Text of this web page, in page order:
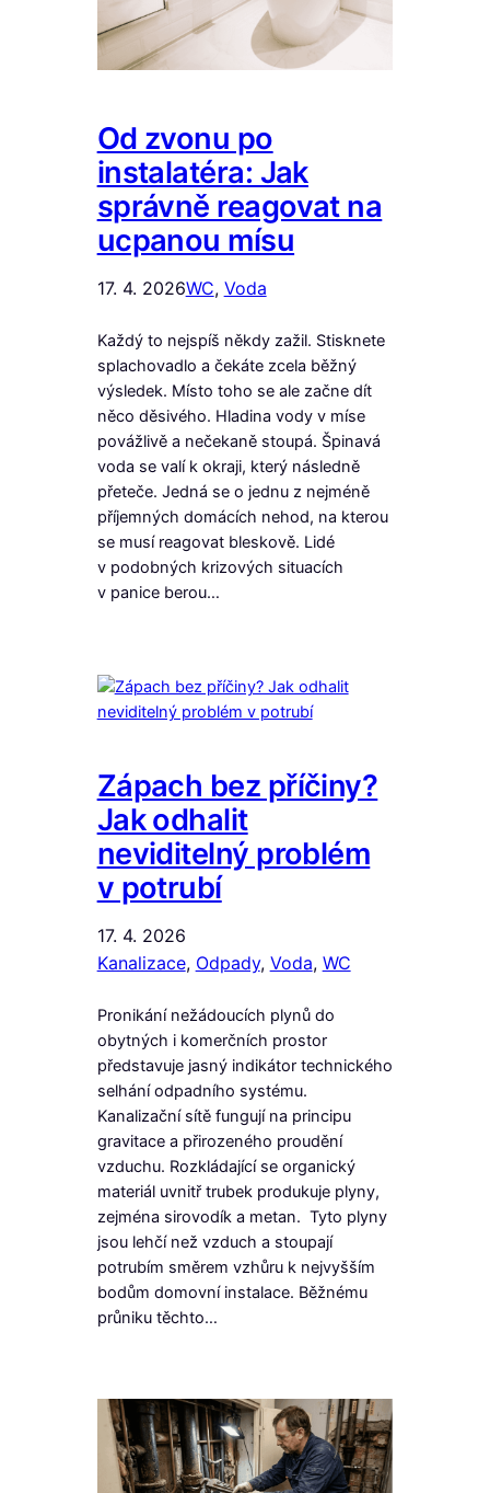
Od zvonu po
instalatéra: Jak
správně reagovat na
ucpanou mísu
17. 4. 2026WC, Voda
Každý to nejspíš někdy zažil. Stisknete
splachovadlo a čekáte zcela běžný
výsledek. Místo toho se ale začne dít
něco děsivého. Hladina vody v míse
povážlivě a nečekaně stoupá. Špinavá
voda se valí k okraji, který následně
přeteče. Jedná se o jednu z nejméně
příjemných domácích nehod, na kterou
se musí reagovat bleskově. Lidé
v podobných krizových situacích
v panice berou…
Zápach bez příčiny?
Jak odhalit
neviditelný problém
v potrubí
17. 4. 2026
Kanalizace, Odpady, Voda, WC
Pronikání nežádoucích plynů do
obytných i komerčních prostor
představuje jasný indikátor technického
selhání odpadního systému.
Kanalizační sítě fungují na principu
gravitace a přirozeného proudění
vzduchu. Rozkládající se organický
materiál uvnitř trubek produkuje plyny,
zejména sirovodík a metan. Tyto plyny
jsou lehčí než vzduch a stoupají
potrubím směrem vzhůru k nejvyšším
bodům domovní instalace. Běžnému
průniku těchto…